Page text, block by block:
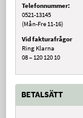
Telefonnummer:
0521-13145
(Mån-Fre 11-16)
Vid fakturafrågor
Ring Klarna
08 – 120 120 10
BETALSÄTT